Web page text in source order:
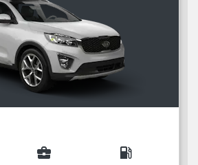
business_center local_gas_station